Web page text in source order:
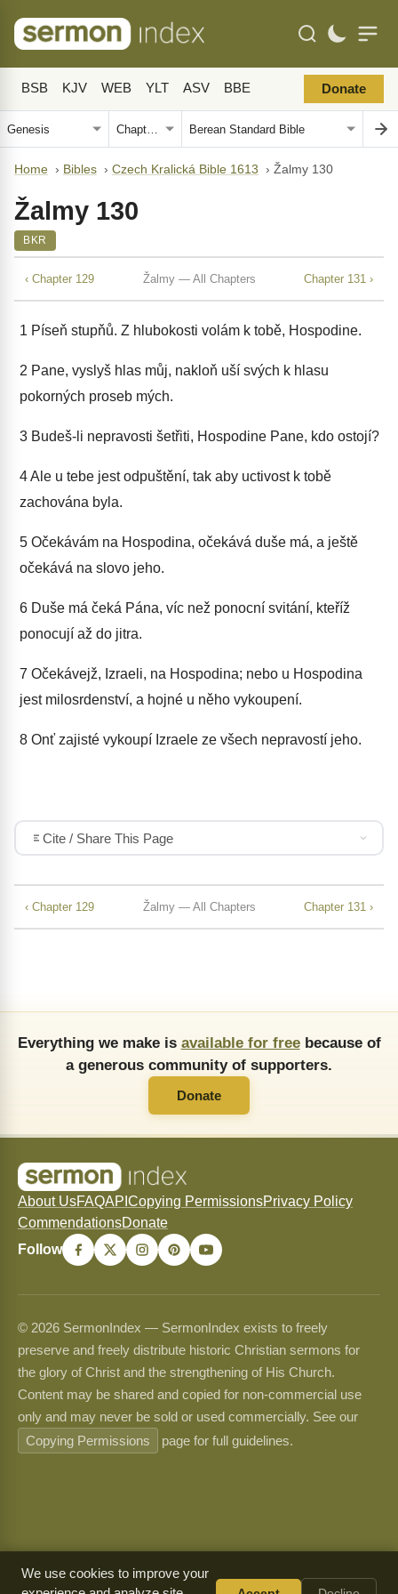
BSB KJV WEB YLT ASV BBE Donate
Home › Bibles › Czech Kralická Bible 1613 › Žalmy 130
Žalmy 130
BKR
‹ Chapter 129 Žalmy — All Chapters Chapter 131 ›
1 Píseň stupňů. Z hlubokosti volám k tobě, Hospodine.
2 Pane, vyslyš hlas můj, nakloň uší svých k hlasu
pokorných proseb mých.
3 Budeš-li nepravosti šetřiti, Hospodine Pane, kdo ostojí?
4Ale u tebe jest odpuštění, tak aby uctivost k tobě
zachována byla.
5 Očekávám na Hospodina, očekává duše má, a ještě
očekává na slovo jeho.
6 Duše má čeká Pána, víc než ponocní svitání, kteříž
ponocují až do jitra.
7 Očekávejž, Izraeli, na Hospodina; nebo u Hospodina
jest milosrdenství, a hojné u něho vykoupení.
8 Onť zajisté vykoupí Izraele ze všech nepravostí jeho.
Cite / Share This Page
‹ Chapter 129 Žalmy — All Chapters Chapter 131 ›
Everything we make is available for freebecause of
a generous community of supporters.
Donate
About UsFAQAPI Copying PermissionsPrivacy Policy
CommendationsDonate
Follow
© 2026 SermonIndex — SermonIndex exists to freely
preserve and freely distribute historic Christian sermons for
the glory of Christ and the strengthening of His Church.
Content may be shared and copied for non-commercial use
only and may never be sold or used commercially. See our
Copying Permissions
page for full guidelines.
We use cookies to improve your